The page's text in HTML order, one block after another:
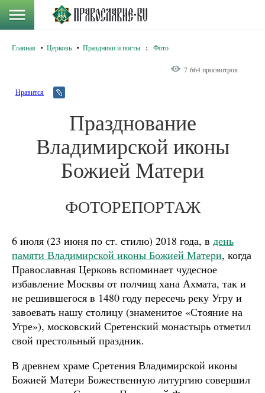
Главная Церковь Праздники и посты : Фото
7 664 просмотров
Нравится
Празднование
Владимирской иконы
Божией Матери
ФОТОРЕПОРТАЖ
6 июля (23 июня по ст. стилю) 2018 года, в день
памяти Владимирской иконы Божией Матери, когда
Православная Церковь вспоминает чудесное
избавление Москвы от полчищ хана Ахмата, так и
не решившегося в 1480 году пересечь реку Угру и
завоевать нашу столицу (знаменитое «Стояние на
Угре»), московский Сретенский монастырь отметил
свой престольный праздник.
В древнем храме Сретения Владимирской иконы
Божией Матери Божественную литургию совершил